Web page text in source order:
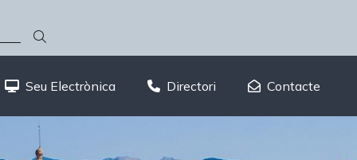
Seu Electrònica Directori Contacte